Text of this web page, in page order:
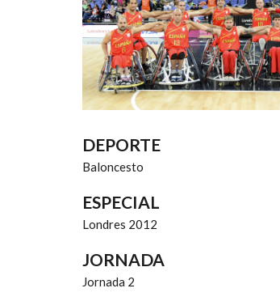
DEPORTE
Baloncesto
ESPECIAL
Londres 2012
JORNADA
Jornada 2